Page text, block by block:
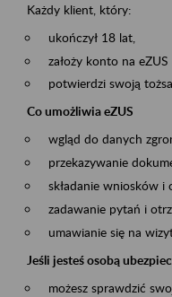
Każdy klient, który:
ukończył 18 lat,
założy konto na eZUS
potwierdzi swoją
Co umożliwia eZUS
wgląd do danych
przekazywanie
składanie wniosków
zadawanie pytań i
umawianie się na
Jeśli jesteś osobą
możesz sprawdzić